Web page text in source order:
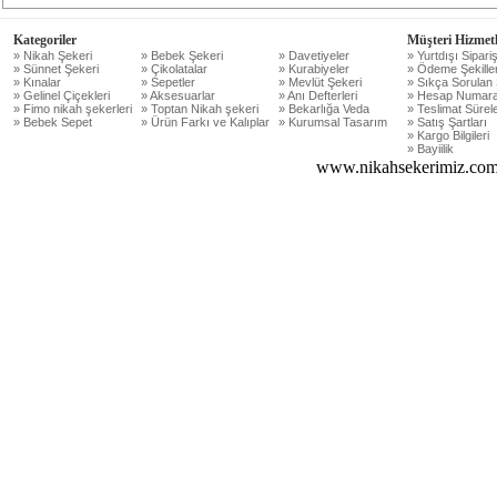
Kategoriler
» Nikah Şekeri » Bebek Şekeri
» Davetiyeler
» Sünnet Şekeri
» Çikolatalar
» Kurabiyeler
» Kınalar
» Sepetler
» Mevlüt Şekeri
» Gelinel Çiçekleri
» Aksesuarlar
» Anı Defterleri
» Fimo nikah şekerleri
» Toptan Nikah şekeri
» Bekarlığa Veda
» Bebek Sepet
» Ürün Farkı ve Kalıplar » Kurumsal Tasarım
Müşteri
» Yurtdışı
» Ödeme
» Sıkça Sorulan
» Hesap
» Teslimat
» Satış Şartları
» Kargo Bilgileri
» Bayiilik